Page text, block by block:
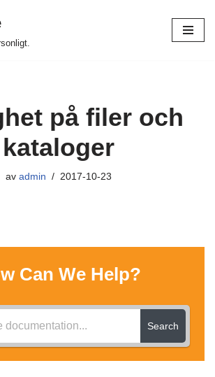
på filer och
kataloger
av admin 2017-10-23
Can We Help?
Search